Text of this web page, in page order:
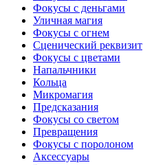
Фокусы с деньгами
Уличная магия
Фокусы с огнем
Сценический реквизит
Фокусы с цветами
Напальчники
Кольца
Микромагия
Предсказания
Фокусы со светом
Превращения
Фокусы с поролоном
Аксессуары